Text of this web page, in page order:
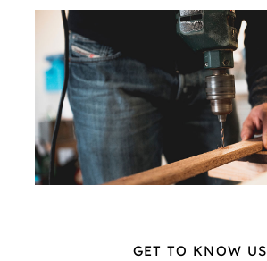
TIENDA
CONTACTO
GET TO KNOW US